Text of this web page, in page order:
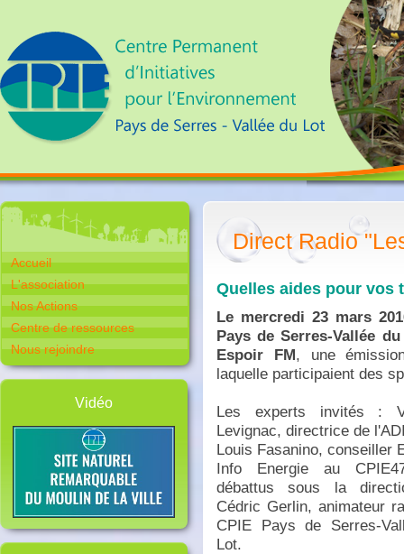
Accueil
L'association
Nos Actions
Centre de ressources
Nous rejoindre
Vidéo
Direct Radio
Quelles aides pour vos
Le mercredi 23 mars
Pays de Serres-Vallée
Espoir FM, une
laquelle participaient des
Les experts invités :
Levignac, directrice de
Louis Fasanino, conseiller
Info Energie au
débattus sous la
Cédric Gerlin, animateur
CPIE Pays de Serres-
Lot.